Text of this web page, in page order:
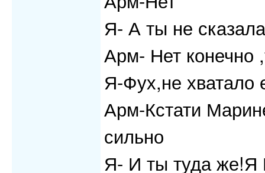
Я- А ты не
Арм- Нет конечно
Я-Фух,не хватало
Арм-Кстати
сильно
Я- И ты туда же!Я